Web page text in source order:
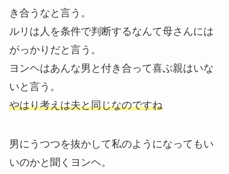
き合うなと言う。
ルリは人を条件で判断するなんて母さんには
がっかりだと言う。
ヨンヘはあんな男と付き合って喜ぶ親はいな
いと言う。
やはり考えは夫と同じなのですね
男にうつつを抜かして私のようになってもい
いのかと聞くヨンヘ。